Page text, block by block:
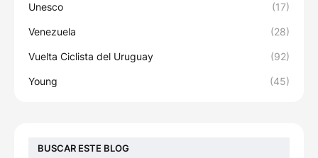
Unesco (17)
Venezuela (28)
Vuelta Ciclista del Uruguay (92)
Young (45)
BUSCAR ESTE BLOG